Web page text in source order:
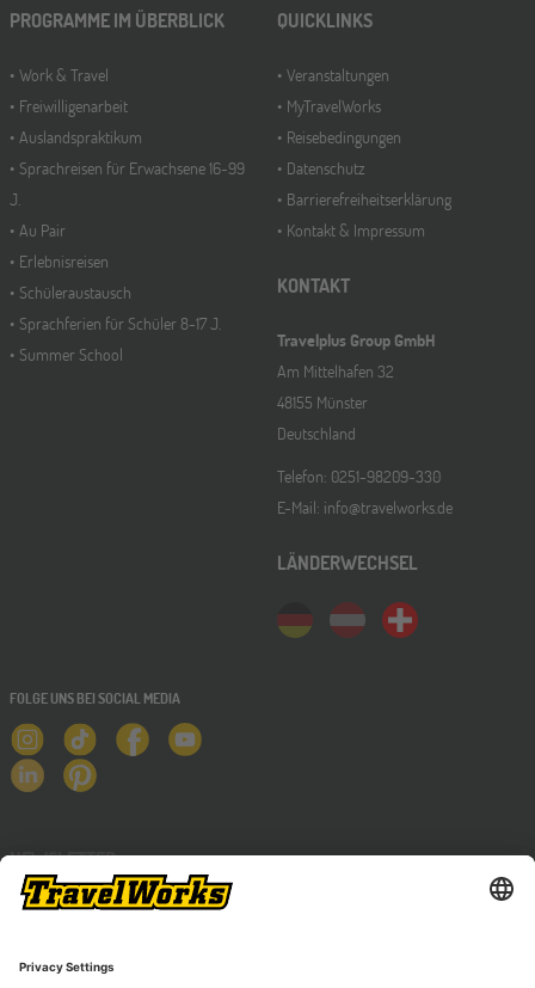
PROGRAMME IM ÜBERBLICK
Work & Travel
Freiwilligenarbeit
Auslandspraktikum
Sprachreisen für Erwachsene 16-99
J.
Au Pair
Erlebnisreisen
Schüleraustausch
Sprachferien für Schüler 8-17 J.
Summer School
QUICKLINKS
Veranstaltungen
MyTravelWorks
Reisebedingungen
Datenschutz
Barrierefreiheitserklärung
Kontakt & Impressum
KONTAKT
Travelplus Group GmbH
Am Mittelhafen 32
48155 Münster
Deutschland
Telefon: 0251-98209-330
E-Mail: info@travelworks.de
LÄNDERWECHSEL
FOLGE UNS BEI SOCIAL MEDIA
NEWSLETTER